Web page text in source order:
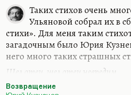
Таких стихов очень
Ульяновой собрал их в
стихи». Для меня таким
загадочным было Юрия
него много таких страшных
Шел отец, шел отец невредим
Через минное поле.
Возвращение